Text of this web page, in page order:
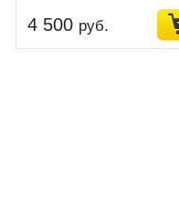
4 500 руб.